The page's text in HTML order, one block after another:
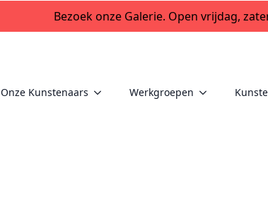
Bezoek onze Galerie. Open vrijdag,
Onze Kunstenaars Werkgroepen